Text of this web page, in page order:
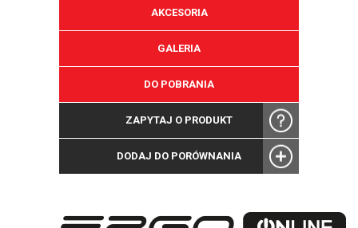
AKCESORIA
GALERIA
DO POBRANIA
ZAPYTAJ O PRODUKT
DODAJ DO PORÓWNANIA